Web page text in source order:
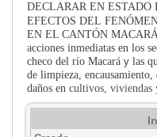
DECLARAR EN ESTADO
EFECTOS DEL
EN EL CANTÓN
acciones inmediatas en los
checo del río Macará y las
de limpieza, encausamiento,
daños en cultivos, viviendas
Social
Transparencia
LOTAIP
GAD Macará